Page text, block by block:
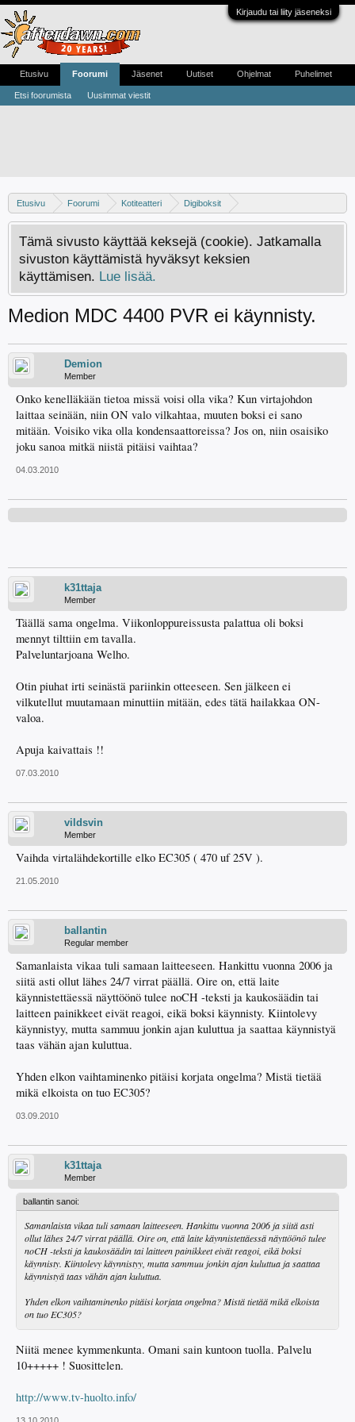
Kirjaudu tai liity jäseneksi
Etusivu Foorumi Kotiteatteri
Digiboksit
Keskustelua kaapeliverkon digibokseista
Tämä sivusto käyttää keksejä (cookie). Jatkamalla
sivuston käyttämistä hyväksyt keksien
käyttämisen. Lue lisää.
Medion MDC 4400 PVR ei käynnisty.
Demion
Member
Onko kenelläkään tietoa missä voisi olla vika? Kun virtajohdon
laittaa seinään, niin ON valo vilkahtaa, muuten boksi ei sano
mitään. Voisiko vika olla kondensaattoreissa? Jos on, niin osaisiko
joku sanoa mitkä niistä pitäisi vaihtaa?
04.03.2010
k31ttaja
Member
Täällä sama ongelma. Viikonloppureissusta palattua oli boksi
mennyt tilttiin em tavalla.
Palveluntarjoana Welho.
Otin piuhat irti seinästä pariinkin otteeseen. Sen jälkeen ei
vilkutellut muutamaan minuttiin mitään, edes tätä hailakkaa ON-
valoa.
Apuja kaivattais !!
07.03.2010
vildsvin
Member
Vaihda virtalähdekortille elko EC305 ( 470 uf 25V ).
21.05.2010
ballantin
Regular member
Samanlaista vikaa tuli samaan laitteeseen. Hankittu vuonna 2006 ja
siitä asti ollut lähes 24/7 virrat päällä. Oire on, että laite
käynnistettäessä näyttöönö tulee noCH -teksti ja kaukosäädin tai
laitteen painikkeet eivät reagoi, eikä boksi käynnisty. Kiintolevy
käynnistyy, mutta sammuu jonkin ajan kuluttua ja saattaa käynnistyä
taas vähän ajan kuluttua.
Yhden elkon vaihtaminenko pitäisi korjata ongelma? Mistä tietää
mikä elkoista on tuo EC305?
03.09.2010
k31ttaja
Member
ballantin sanoi:
Samanlaista vikaa tuli samaan laitteeseen. Hankittu vuonna 2006 ja siitä asti
ollut lähes 24/7 virrat päällä. Oire on, että laite käynnistettäessä näyttöönö tulee
noCH -teksti ja kaukosäädin tai laitteen painikkeet eivät reagoi, eikä boksi
käynnisty. Kiintolevy käynnistyy, mutta sammuu jonkin ajan kuluttua ja saattaa
käynnistyä taas vähän ajan kuluttua.
Yhden elkon vaihtaminenko pitäisi korjata ongelma? Mistä tietää mikä elkoista
on tuo EC305?
Niitä menee kymmenkunta. Omani sain kuntoon tuolla. Palvelu
10+++++ ! Suosittelen.
http://www.tv-huolto.info/
Etusivu Foorumi
Etsi foorumista Uusimmat viestit
Jäsenet Uutiset Ohjelmat Puhelimet